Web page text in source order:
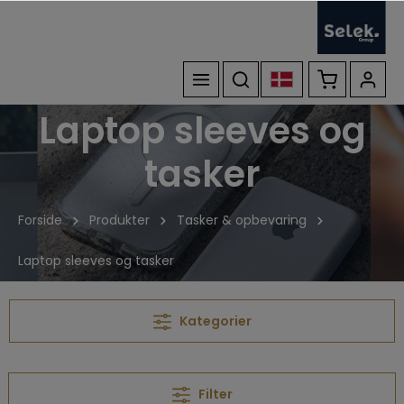
Laptop sleeves og
tasker
Forside Produkter Tasker & opbevaring
Laptop sleeves og tasker
Kategorier
Filter